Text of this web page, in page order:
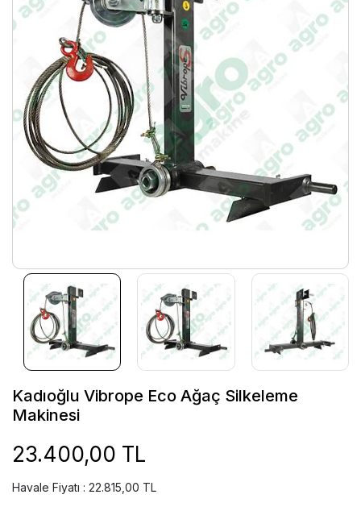
Kadıoğlu Vibrope Eco Ağaç Silkeleme
Makinesi
23.400,00 TL
Havale Fiyatı : 22.815,00 TL